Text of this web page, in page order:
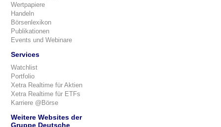
Wertpapiere
Handeln
Börsenlexikon
Publikationen
Events und Webinare
Services
Watchlist
Portfolio
Xetra Realtime für Aktien
Xetra Realtime für ETFs
Karriere @Börse
Weitere Websites der
Gruppe Deutsche